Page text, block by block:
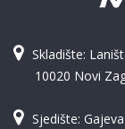
Skladište:
10020 Novi
Sjedište: